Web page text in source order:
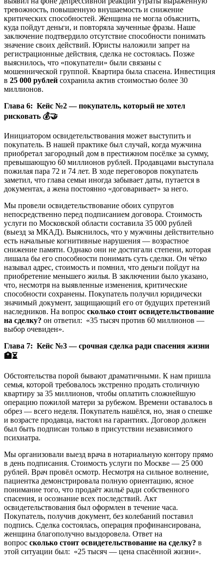
тревожность, повышенную внушаемость и снижение
критических способностей. Женщина не могла объяснить,
куда пойдут деньги, и повторяла заученные фразы. Наше
заключение подтвердило отсутствие способности понимать
значение своих действий. Юристы наложили запрет на
регистрационные действия, сделка не состоялась. Позже
выяснилось, что «покупатели» были связаны с
мошеннической группой. Квартира была спасена. Инвестиция
в 25 000 рублей сохранила актив стоимостью более 30
миллионов.
Глава 6: Кейс №2 — покупатель, который не хотел
рисковать 💰🤝
Инициатором освидетельствования может выступить и
покупатель. В нашей практике был случай, когда мужчина
приобретал загородный дом в престижном посёлке за сумму,
превышающую 60 миллионов рублей. Продавцами выступала
пожилая пара 72 и 74 лет. В ходе переговоров покупатель
заметил, что глава семьи иногда забывает даты, путается в
документах, а жена постоянно «договаривает» за него.
Мы провели освидетельствование обоих супругов
непосредственно перед подписанием договора. Стоимость
услуги по Московской области составила 35 000 рублей
(выезд за МКАД). Выяснилось, что у мужчины действительно
есть начальные когнитивные нарушения — возрастное
снижение памяти. Однако они не достигали степени, которая
лишала бы его способности понимать суть сделки. Он чётко
называл адрес, стоимость и помнил, что деньги пойдут на
приобретение меньшего жилья. В заключении было указано,
что, несмотря на выявленные изменения, критические
способности сохранены. Покупатель получил юридически
значимый документ, защищающий его от будущих претензий
наследников. На вопрос сколько стоит освидетельствование
на сделку? он ответил: «35 тысяч против 60 миллионов —
выбор очевиден».
Глава 7: Кейс №3 — срочная сделка ради спасения жизни
🏥⏳
Обстоятельства порой бывают драматичными. К нам пришла
семья, которой требовалось экстренно продать столичную
квартиру за 35 миллионов, чтобы оплатить сложнейшую
операцию пожилой матери за рубежом. Времени оставалось в
обрез — всего неделя. Покупатель нашёлся, но, зная о спешке
и возрасте продавца, настоял на гарантиях. Договор должен
был быть подписан только в присутствии независимого
психиатра.
Мы организовали выезд врача в нотариальную контору прямо
в день подписания. Стоимость услуги по Москве — 25 000
рублей. Врач провёл осмотр. Несмотря на сильное волнение,
пациентка демонстрировала полную ориентацию, ясное
понимание того, что продаёт жильё ради собственного
спасения, и осознание всех последствий. Акт
освидетельствования был оформлен в течение часа.
Покупатель, получив документ, без колебаний поставил
подпись. Сделка состоялась, операция профинансирована,
женщина благополучно выздоровела. Ответ на
вопрос сколько стоит освидетельствование на сделку? в
этой ситуации был: «25 тысяч — цена спасённой жизни».